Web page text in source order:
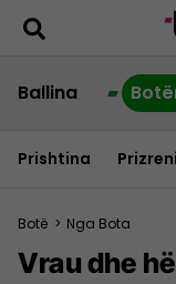
Ballina
Prishtina Prizreni
Botë > Nga Bota
Vrau dhe